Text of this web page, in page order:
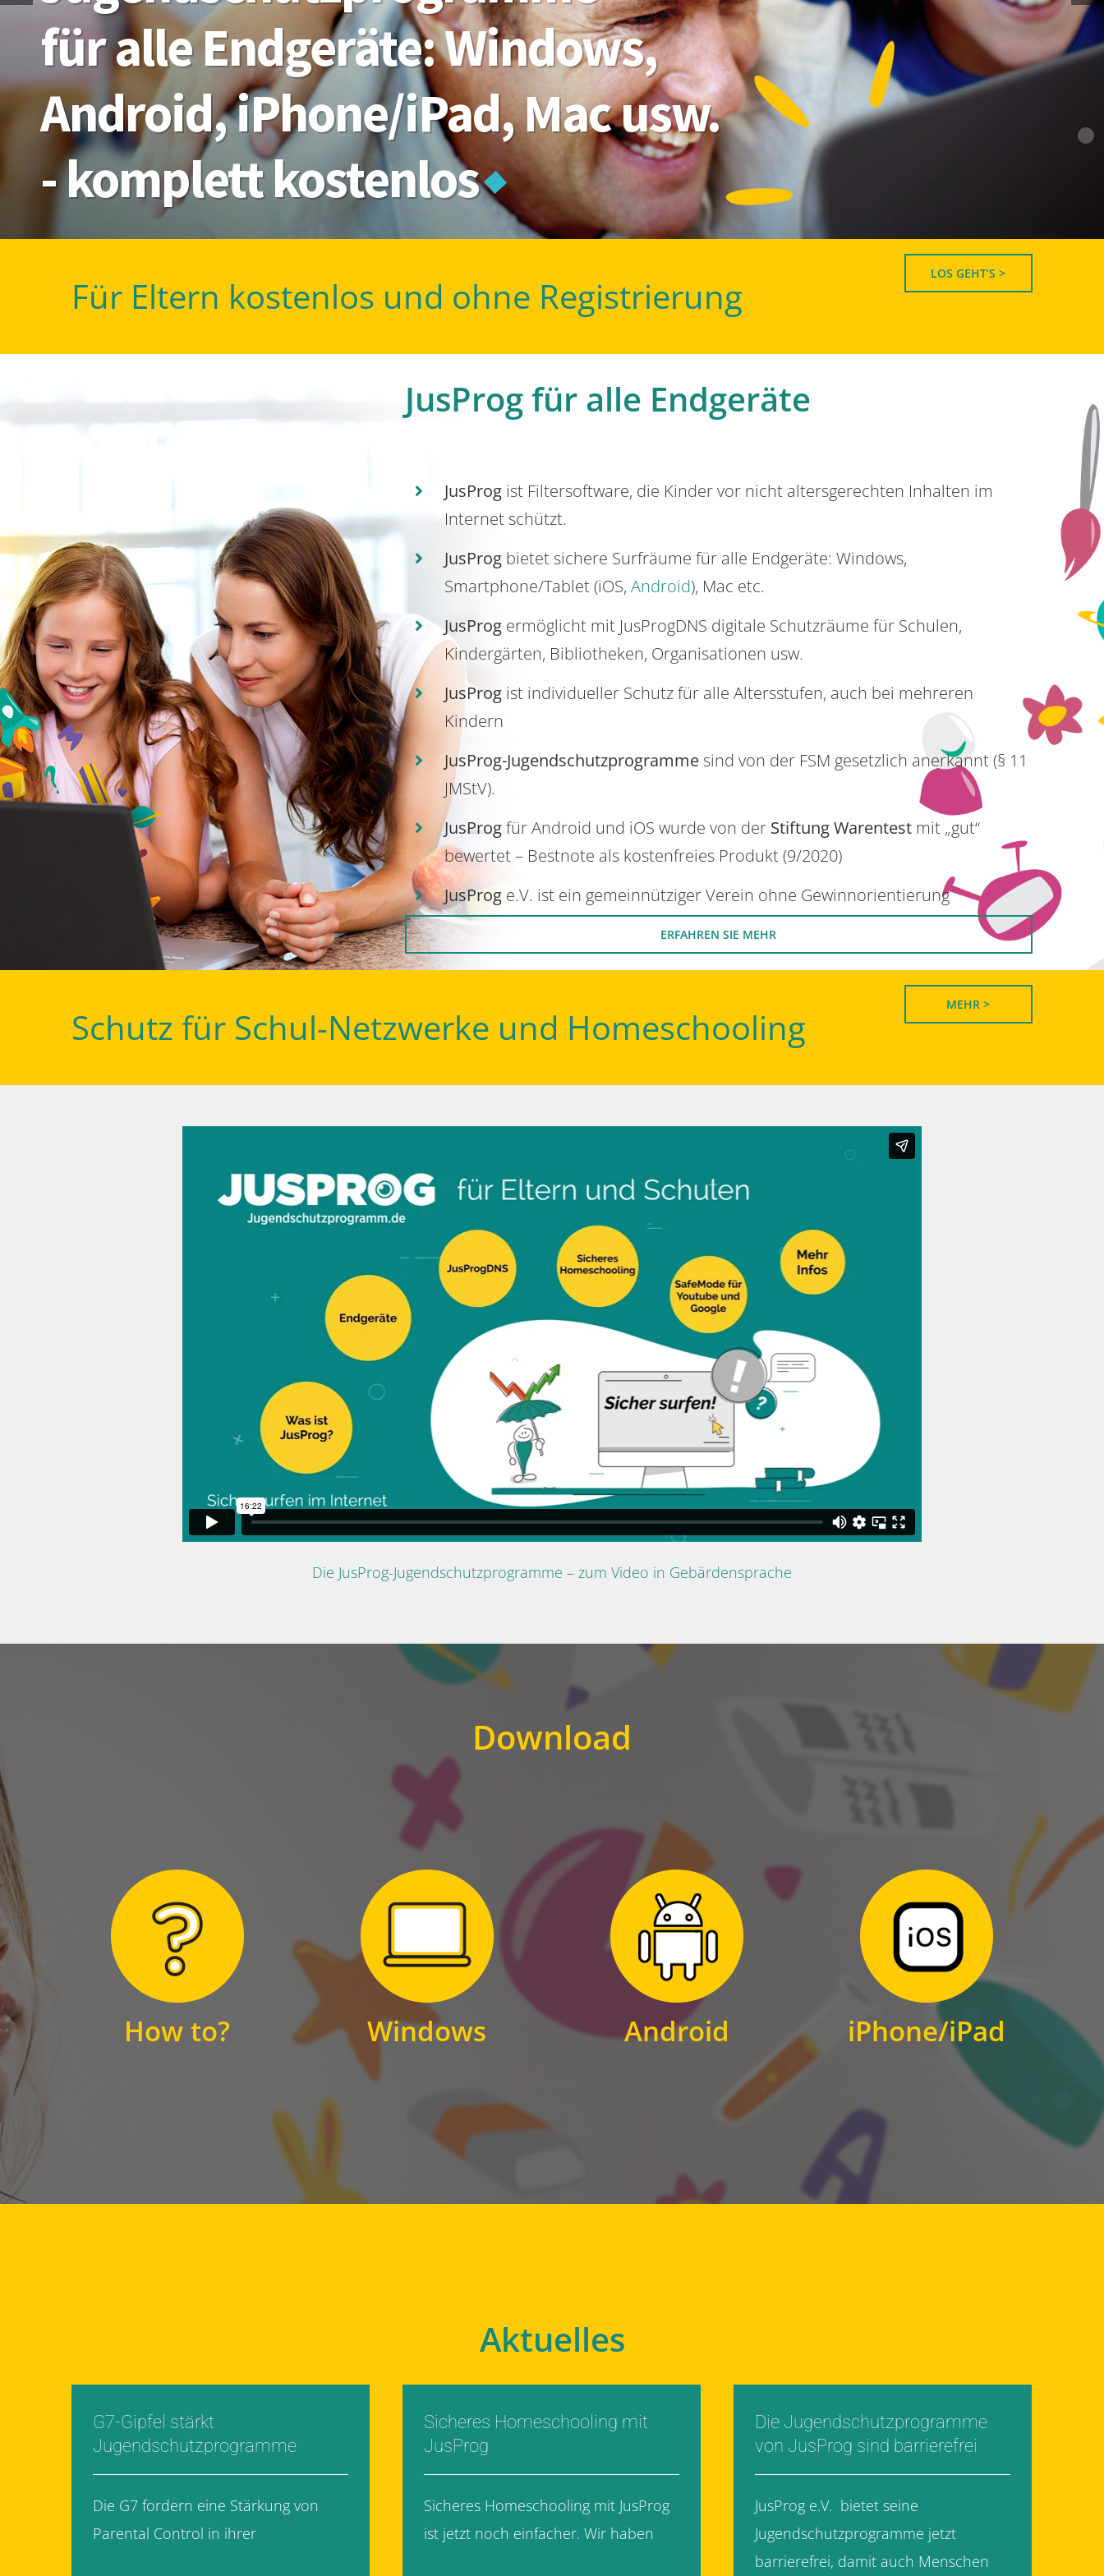
- komplett kostenlos
Android, iPhone/iPad, Mac usw.
für alle Endgeräte: Windows,
Für Eltern kostenlos und ohne Registrierung
LOS GEHT’S >
JusProg für alle Endgeräte
JusProgist Filtersoftware, die Kinder vor nicht altersgerechten Inhalten im
Internet schützt.
JusProgbietet sichere Surfräume für alle Endgeräte: Windows,
Smartphone/Tablet (iOS, Android), Mac etc.
JusProg ermöglicht mit JusProgDNS digitale Schutzräume für Schulen,
Kindergärten, Bibliotheken, Organisationen usw.
JusProgist individueller Schutz für alle Altersstufen, auch bei mehreren
Kindern
JusProg-Jugendschutzprogrammesind von der FSM gesetzlich anerkannt (§ 11
JMStV).
JusProgfür Android und iOS wurde von der Stiftung Warentestmit „gut“
bewertet – Bestnote als kostenfreies Produkt (9/2020)
JusProge.V. ist ein gemeinnütziger Verein ohne Gewinnorientierung
ERFAHREN SIE MEHR
Schutz für Schul-Netzwerke und Homeschooling
MEHR >
Die JusProg-Jugendschutzprogramme – zum Video in Gebärdensprache
Download
How to?
Hier finden Sie
Windows
Zum Download
für Windows
Android
Zum Download
für Android
iPhone/iPad
Zum Download
für iPhone und iPad
Aktuelles
G7-Gipfel stärkt
Jugendschutzprogramme
Die G7 fordern eine Stärkung von
Parental Control in ihrer
Sicheres Homeschooling mit
JusProg
Sicheres Homeschooling mit JusProg
ist jetzt noch einfacher. Wir haben
Die Jugendschutzprogramme
von JusProg sind barrierefrei
JusProg e.V. bietet seine
Jugendschutzprogramme jetzt
barrierefrei, damit auch Menschen